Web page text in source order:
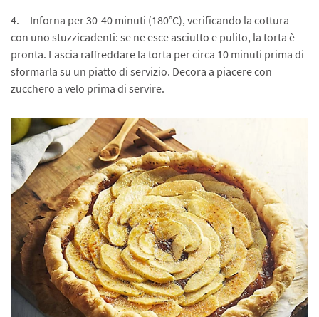
4. Inforna per 30-40 minuti (180°C), verificando la cottura
con uno stuzzicadenti: se ne esce asciutto e pulito, la torta è
pronta. Lascia raffreddare la torta per circa 10 minuti prima di
sformarla su un piatto di servizio. Decora a piacere con
zucchero a velo prima di servire.